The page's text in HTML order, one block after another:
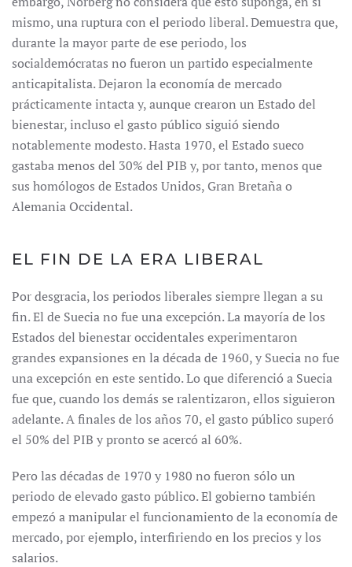
mismo, una ruptura con el periodo liberal. Demuestra que,
durante la mayor parte de ese periodo, los
socialdemócratas no fueron un partido especialmente
anticapitalista. Dejaron la economía de mercado
prácticamente intacta y, aunque crearon un Estado del
bienestar, incluso el gasto público siguió siendo
notablemente modesto. Hasta 1970, el Estado sueco
gastaba menos del 30% del PIB y, por tanto, menos que
sus homólogos de Estados Unidos, Gran Bretaña o
Alemania Occidental.
EL FIN DE LA ERA LIBERAL
Por desgracia, los periodos liberales siempre llegan a su
fin. El de Suecia no fue una excepción. La mayoría de los
Estados del bienestar occidentales experimentaron
grandes expansiones en la década de 1960, y Suecia no fue
una excepción en este sentido. Lo que diferenció a Suecia
fue que, cuando los demás se ralentizaron, ellos siguieron
adelante. A finales de los años 70, el gasto público superó
el 50% del PIB y pronto se acercó al 60%.
Pero las décadas de 1970 y 1980 no fueron sólo un
periodo de elevado gasto público. El gobierno también
empezó a manipular el funcionamiento de la economía de
mercado, por ejemplo, interfiriendo en los precios y los
salarios.